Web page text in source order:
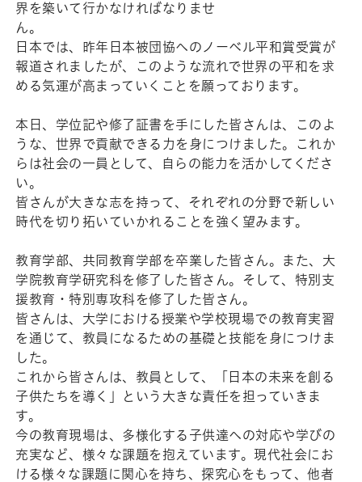
界を築いて行かなければなりませ
ん
日本では、昨年日本被団協へのノーベル平和賞受賞が
報道されましたが、このような流れで世界の平和を求
める気運が高まっていくことを願っております。
本日、学位記や修了証書を手にした皆さんは、このよ
うな、世界で貢献できる力を身につけました。これか
らは社会の一員として、自らの能力を活かしてくださ
い。
皆さんが大きな志を持って、それぞれの分野で新しい
時代を切り拓いていかれることを強く望みます。
教育学部、共同教育学部を卒業した皆さん。また、大
学院教育学研究科を修了した皆さん。そして、特別支
援教育・特別専攻科を修了した皆さん。
皆さんは、大学における授業や学校現場での教育実習
を通じて、教員になるための基礎と技能を身につけま
した。
これから皆さんは、教員として、「日本の未来を創る
子供たちを導く」という大きな責任を担っていきま
す。
今の教育現場は、多様化する子供達への対応や学びの
充実など、様々な課題を抱えています。現代社会にお
ける様々な課題に関心を持ち、探究心をもって、他者